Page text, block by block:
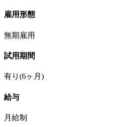
雇用形態
無期雇用
試用期間
有り(6ヶ月)
給与
月給制